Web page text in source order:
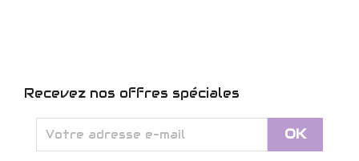
Recevez nos offres spéciales